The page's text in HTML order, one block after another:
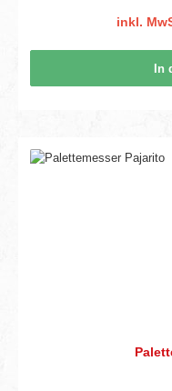
inkl.
In